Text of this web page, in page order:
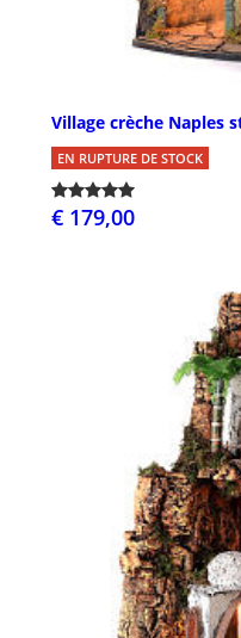
Village crèche Naples
EN RUPTURE DE STOCK
€ 179,00